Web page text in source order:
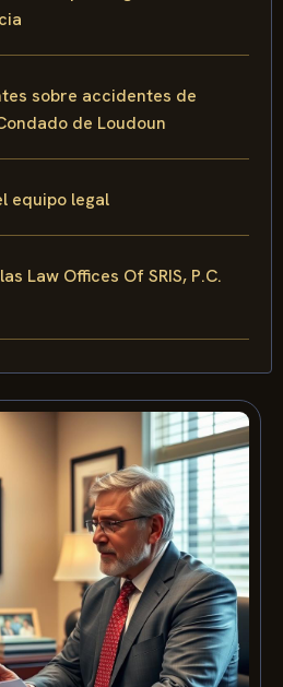
sobre accidentes de
de Loudoun
equipo legal
Law Offices Of SRIS, P.C.